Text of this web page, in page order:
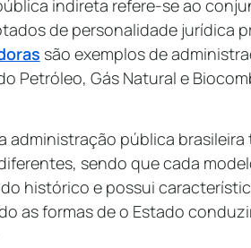
indireta refere-se ao
de personalidade jurídica
são exemplos de
Petróleo, Gás Natural e
administração pública
sendo que cada
histórico e possui
as formas de o Estado